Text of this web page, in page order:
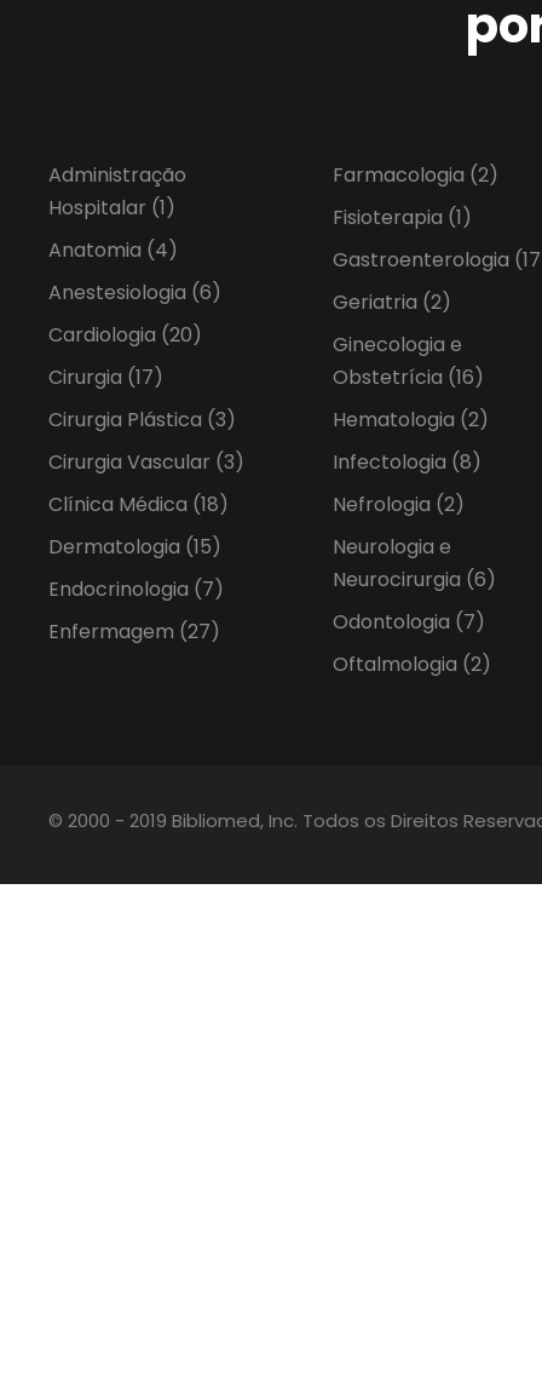
Administração
Hospitalar (1)
Anatomia (4)
Anestesiologia (6)
Cardiologia (20)
Cirurgia (17)
Cirurgia Plástica (3)
Cirurgia Vascular (3)
Clínica Médica (18)
Dermatologia (15)
Endocrinologia (7)
Enfermagem (27)
Farmacologia (2)
Fisioterapia (1)
Gastroenterologia
Geriatria (2)
Ginecologia e
Obstetrícia (16)
Hematologia (2)
Infectologia (8)
Nefrologia (2)
Neurologia e
Neurocirurgia (6)
Odontologia (7)
Oftalmologia (2)
© 2000 - 2019 Bibliomed, Inc. Todos os Direitos